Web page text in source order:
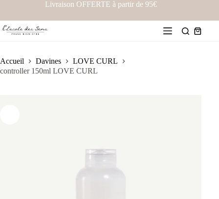
Livraison OFFERTE à partir de 95€
Accueil Davines
LOVE CURL
controller 150ml LOVE CURL